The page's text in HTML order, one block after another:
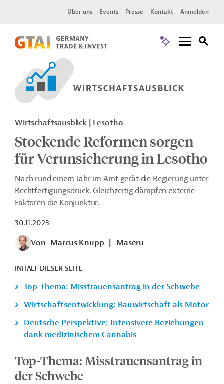
Über uns Events Presse Kontakt Anmelden
Wirtschaftsausblick | Lesotho
Stockende Reformen sorgen
für Verunsicherung in Lesotho
Nach rund einem Jahr im Amt gerät die Regierung unter
Rechtfertigungsdruck. Gleichzeitig dämpfen externe
Faktoren die Konjunktur.
30.11.2023
Von Marcus Knupp Maseru
INHALT DIESER SEITE
Top-Thema: Misstrauensantrag in der Schwebe
Wirtschaftsentwicklung: Bauwirtschaft als Motor
Deutsche Perspektive: Intensivere Beziehungen
dank medizinischem Cannabis
Top-Thema: Misstrauensantrag in
der Schwebe